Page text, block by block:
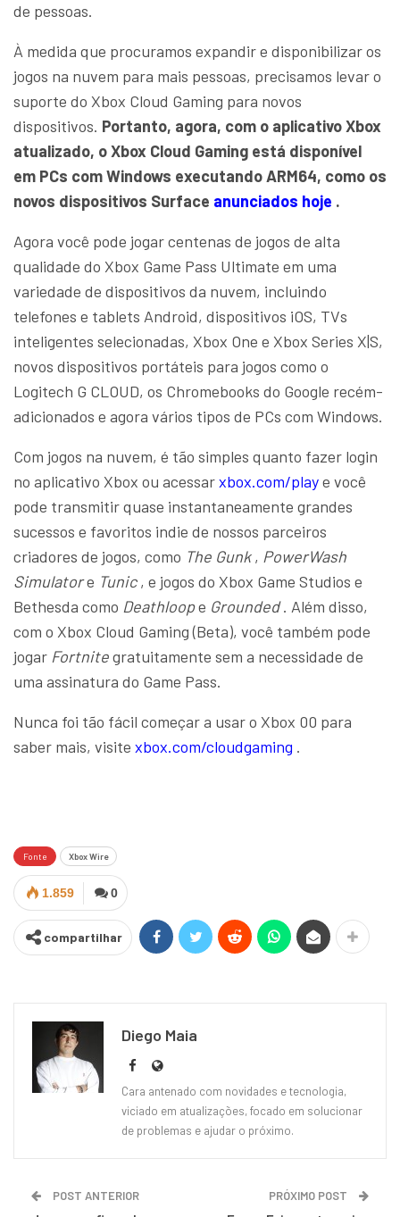
de pessoas.
À medida que procuramos expandir e disponibilizar os
jogos na nuvem para mais pessoas, precisamos levar o
suporte do Xbox Cloud Gaming para novos
dispositivos. Portanto, agora, com o aplicativo Xbox
atualizado, o Xbox Cloud Gaming está disponível
em PCs com Windows executando ARM64, como os
novos dispositivos Surface anunciados hoje .
Agora você pode jogar centenas de jogos de alta
qualidade do Xbox Game Pass Ultimate em uma
variedade de dispositivos da nuvem, incluindo
telefones e tablets Android, dispositivos iOS, TVs
inteligentes selecionadas, Xbox One e Xbox Series X|S,
novos dispositivos portáteis para jogos como o
Logitech G CLOUD, os Chromebooks do Google recém-
adicionados e agora vários tipos de PCs com Windows.
Com jogos na nuvem, é tão simples quanto fazer login
no aplicativo Xbox ou acessarxbox.com/playe você
pode transmitir quase instantaneamente grandes
sucessos e favoritos indie de nossos parceiros
criadores de jogos, como The Gunk, PowerWash
Simulatore Tunic, e jogos do Xbox Game Studios e
Bethesda como Deathloope Grounded. Além disso,
com o Xbox Cloud Gaming (Beta), você também pode
jogar Fortnitegratuitamente sem a necessidade de
uma assinatura do Game Pass.
Nunca foi tão fácil começar a usar o Xbox 00 para
saber mais, visite xbox.com/cloudgaming .
Fonte Xbox Wire
0
1.859
compartilhar
Diego Maia
Cara antenado com novidades e tecnologia,
viciado em atualizações, focado em solucionar
de problemas e ajudar o próximo.
POST ANTERIOR PRÓXIMO POST